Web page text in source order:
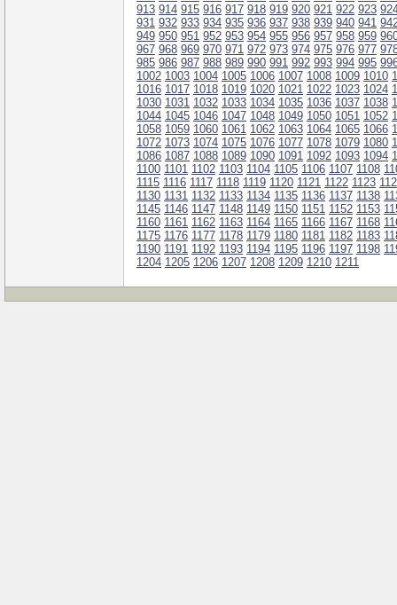
913 914 915 916 917 918 919 920 921 922 923
931 932 933 934 935 936 937 938 939 940 941
949 950 951 952 953 954 955 956 957 958 959
967 968 969 970 971 972 973 974 975 976 977
985 986 987 988 989 990 991 992 993 994 995
1002 1003 1004 1005 1006 1007 1008 1009 1010
1016 1017 1018 1019 1020 1021 1022 1023 1024
1030 1031 1032 1033 1034 1035 1036 1037 1038
1044 1045 1046 1047 1048 1049 1050 1051 1052
1058 1059 1060 1061 1062 1063 1064 1065 1066
1072 1073 1074 1075 1076 1077 1078 1079 1080
1086 1087 1088 1089 1090 1091 1092 1093 1094
1100 1101 1102 1103 1104 1105 1106 1107 1108
1115 1116 1117 1118 1119 1120 1121 1122 1123
1130 1131 1132 1133 1134 1135 1136 1137 1138
1145 1146 1147 1148 1149 1150 1151 1152 1153
1160 1161 1162 1163 1164 1165 1166 1167 1168
1175 1176 1177 1178 1179 1180 1181 1182 1183
1190 1191 1192 1193 1194 1195 1196 1197 1198
1204 1205 1206 1207 1208 1209 1210 1211